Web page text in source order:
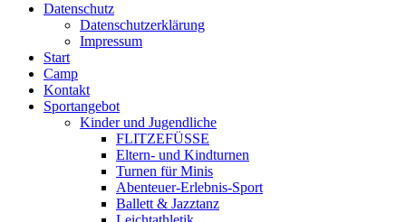
Datenschutz
Datenschutzerklärung
Impressum
Start
Camp
Kontakt
Sportangebot
Kinder und Jugendliche
FLITZEFÜSSE
Eltern- und Kindturnen
Turnen für Minis
Abenteuer-Erlebnis-Sport
Ballett & Jazztanz